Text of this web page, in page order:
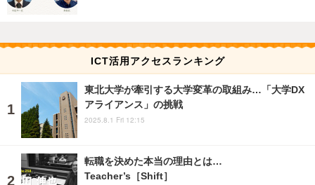
ICT活用アクセスランキング
東北大学が牽引する大学変革の取組み…「大学DX
アライアンス」の挑戦
2025.8.1 Fri 12:15
転職を決めた本当の理由とは…
Teacher’s［Shift］